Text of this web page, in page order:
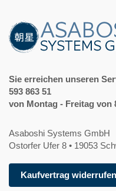
Sie erreichen unseren
593 863 51
von Montag - Freitag von
Asaboshi Systems GmbH
Ostorfer Ufer 8 • 19053
Kaufvertrag widerrufen